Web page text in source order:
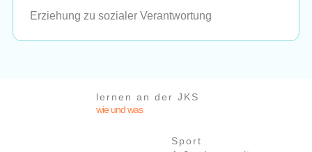
Erziehung zu sozialer Verantwortung
lernen an der JKS
wie und was
Sport